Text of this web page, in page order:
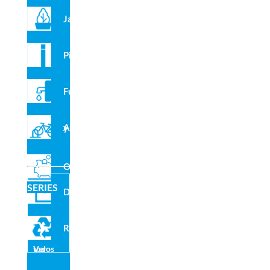
Jardineras
Pilonas
Fuentes
Aparcabicis y VMP
Outlet
SERIES Domo
Reciclado
Ver todos
Toldos Vela